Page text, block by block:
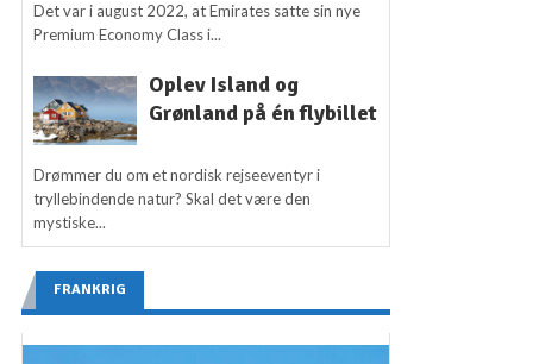
Det var i august 2022, at Emirates satte sin nye
Premium Economy Class i...
Oplev Island og
Grønland på én flybillet
Drømmer du om et nordisk rejseeventyr i
tryllebindende natur? Skal det være den
mystiske...
FRANKRIG